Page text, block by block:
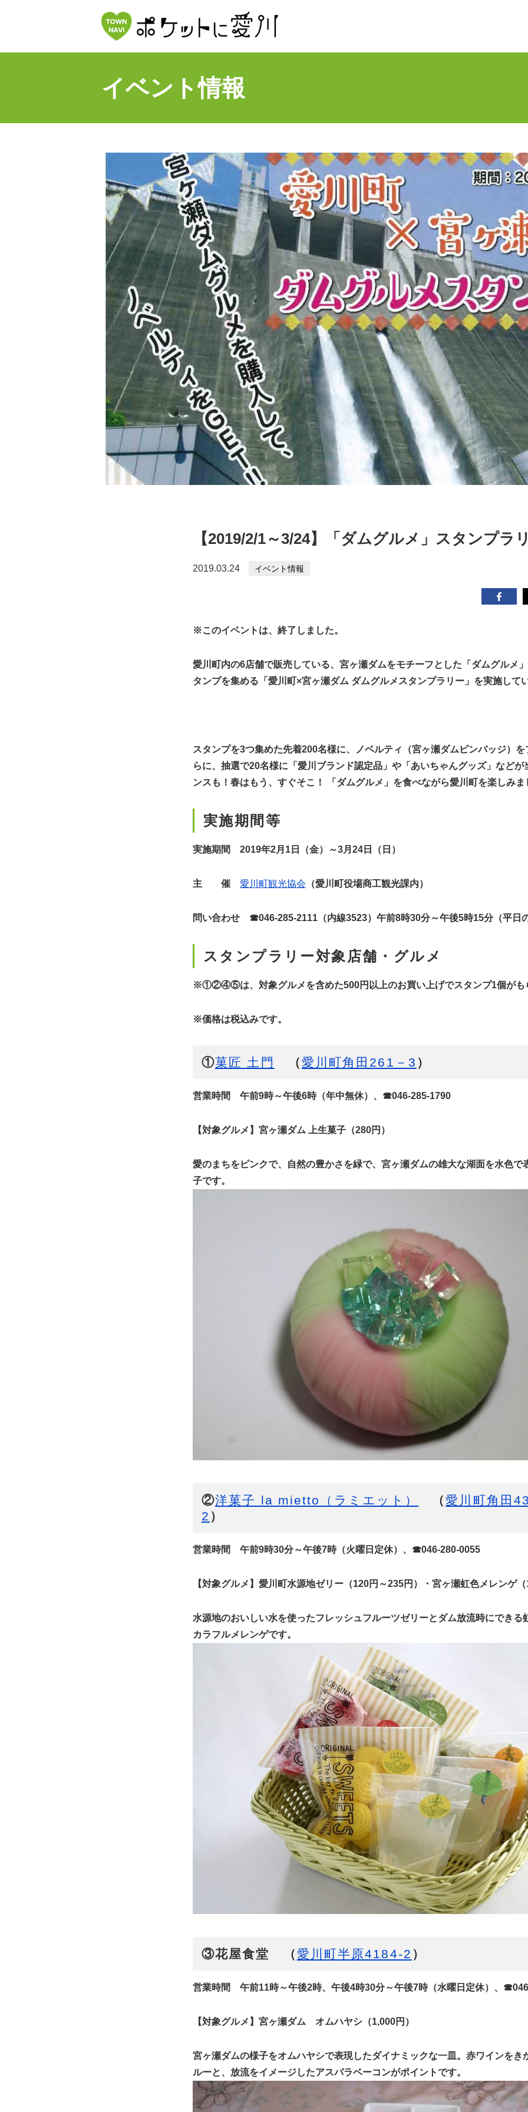
イベント情報
【2019/2/1～3/24】「ダムグルメ」スタンプラ
2019.03.24 イベント情報
※このイベントは、終了しました。
愛川町内の6店舗で販売している、宮ヶ瀬ダムをモチーフとした「ダムグルメ
タンプを集める「愛川町×宮ヶ瀬ダム ダムグルメスタンプラリー」を実施してい
スタンプを3つ集めた先着200名様に、ノベルティ（宮ヶ瀬ダムピンバッジ）を
らに、抽選で20名様に「愛川ブランド認定品」や「あいちゃんグッズ」などが
ンスも！春はもう、すぐそこ！ 「ダムグルメ」を食べながら愛川町を楽しみま
実施期間等
実施期間 2019年2月1日（金）～3月24日（日）
主 催 愛川町観光協会 （愛川町役場商工観光課内）
問い合わせ ☎046-285-2111（内線3523）午前8時30分～午後5時15分（平日の
スタンプラリー対象店舗・グルメ
※①②④⑤は、対象グルメを含めた500円以上のお買い上げでスタンプ1個がも
※価格は税込みです。
①菓匠 土門 （愛川町角田261－3 ）
営業時間 午前9時～午後6時（年中無休）、☎046-285-1790
【対象グルメ】宮ヶ瀬ダム 上生菓子（280円）
愛のまちをピンクで、自然の豊かさを緑で、宮ヶ瀬ダムの雄大な湖面を水色で
子です。
②洋菓子 la mietto（ラミエット） （愛川町角田
2 ）
営業時間 午前9時30分～午後7時（火曜日定休）、☎046-280-0055
【対象グルメ】愛川町水源地ゼリー（120円～235円）・宮ヶ瀬虹色メレンゲ（
水源地のおいしい水を使ったフレッシュフルーツゼリーとダム放流時にできる
カラフルメレンゲです。
③花屋食堂 （愛川町半原4184-2 ）
営業時間 午前11時～午後2時、午後4時30分～午後7時（水曜日定休）、
【対象グルメ】宮ヶ瀬ダム オムハヤシ（1,000円）
宮ヶ瀬ダムの様子をオムハヤシで表現したダイナミックな一皿。赤ワインをき
ルーと、放流をイメージしたアスパラベーコンがポイントです。